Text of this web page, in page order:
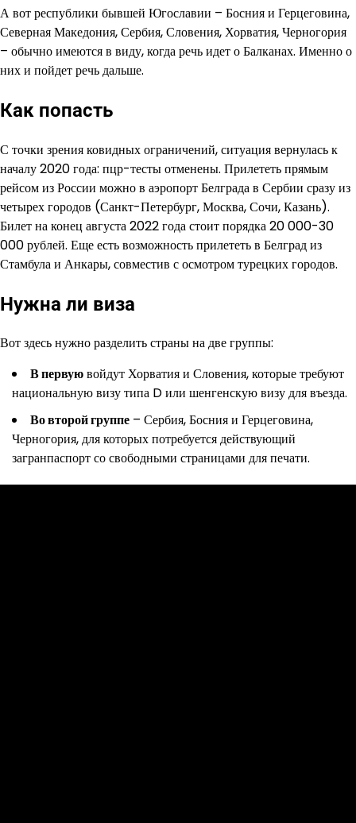
А вот республики бывшей Югославии – Босния и Герцеговина,
Северная Македония, Сербия, Словения, Хорватия, Черногория
– обычно имеются в виду, когда речь идет о Балканах. Именно о
них и пойдет речь дальше.
Как попасть
С точки зрения ковидных ограничений, ситуация вернулась к
началу 2020 года: пцр-тесты отменены. Прилететь прямым
рейсом из России можно в аэропорт Белграда в Сербии сразу из
четырех городов (Санкт-Петербург, Москва, Сочи, Казань).
Билет на конец августа 2022 года стоит порядка 20 000-30
000 рублей. Еще есть возможность прилететь в Белград из
Стамбула и Анкары, совместив с осмотром турецких городов.
Нужна ли виза
Вот здесь нужно разделить страны на две группы:
В первуювойдут Хорватия и Словения, которые требуют
национальную визу типа D или шенгенскую визу для въезда.
Во второй группе – Сербия, Босния и Герцеговина,
Черногория, для которых потребуется действующий
загранпаспорт со свободными страницами для печати.